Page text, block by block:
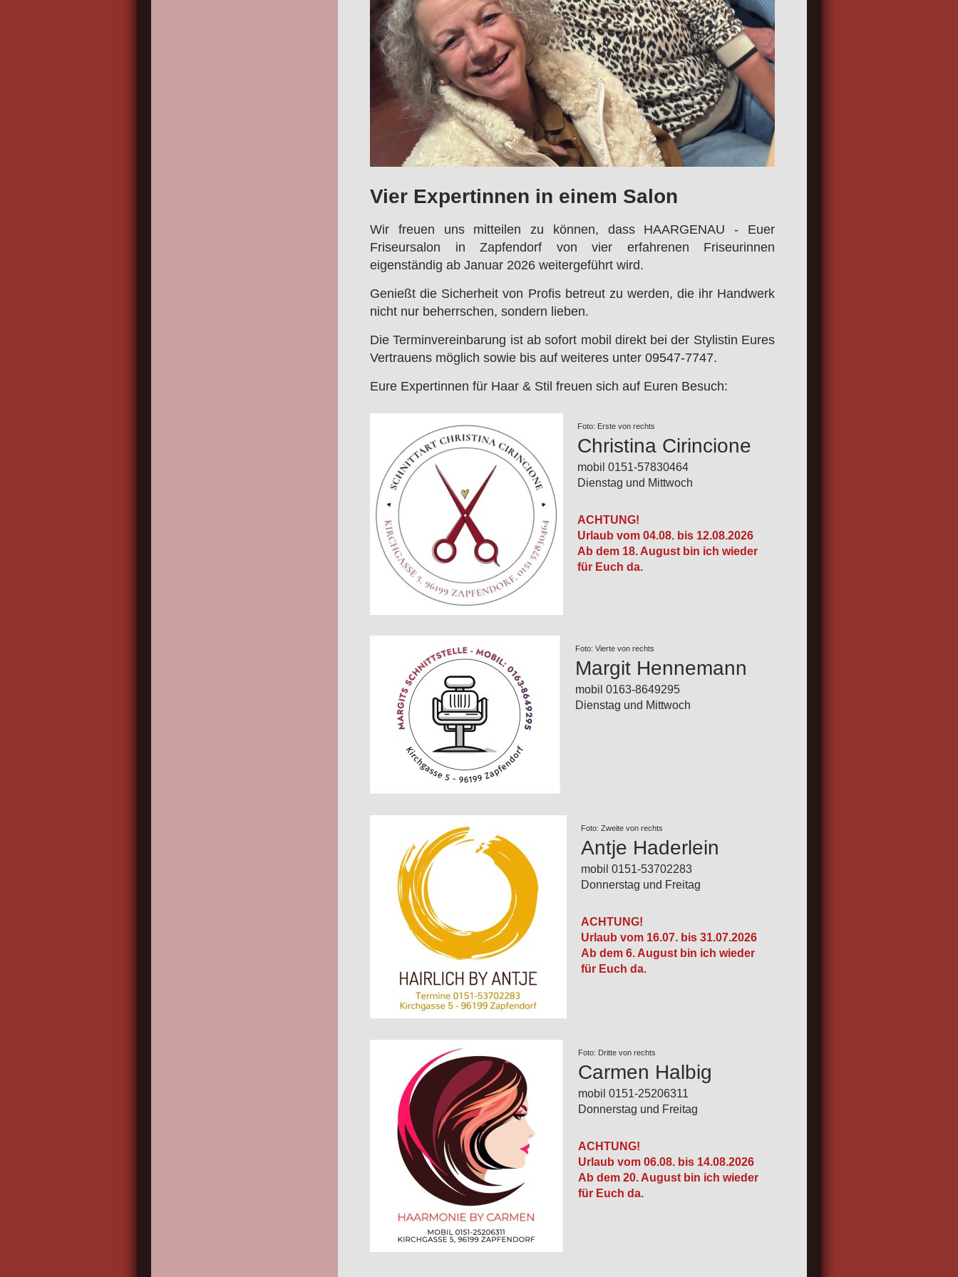
Vier Expertinnen in einem Salon
Wir freuen uns mitteilen zu können, dass HAARGENAU - Euer
Friseursalon in Zapfendorf von vier erfahrenen Friseurinnen
eigenständig ab Januar 2026 weitergeführt wird.
Genießt die Sicherheit von Profis betreut zu werden, die ihr Handwerk
nicht nur beherrschen, sondern lieben.
Die Terminvereinbarung ist ab sofort mobil direkt bei der Stylistin Eures
Vertrauens möglich sowie bis auf weiteres unter 09547-7747.
Eure Expertinnen für Haar & Stil freuen sich auf Euren Besuch:
Foto: Erste von rechts
Christina Cirincione
mobil 0151-57830464
Dienstag und Mittwoch
ACHTUNG!
Urlaub vom 04.08. bis 12.08.2026
Ab dem 18. August bin ich wieder
für Euch da.
Foto: Vierte von rechts
Margit Hennemann
mobil 0163-8649295
Dienstag und Mittwoch
Foto: Zweite von rechts
Antje Haderlein
mobil 0151-53702283
Donnerstag und Freitag
ACHTUNG!
Urlaub vom 16.07. bis 31.07.2026
Ab dem 6. August bin ich wieder
für Euch da.
Foto: Dritte von rechts
Carmen Halbig
mobil 0151-25206311
Donnerstag und Freitag
ACHTUNG!
Urlaub vom 06.08. bis 14.08.2026
Ab dem 20. August bin ich wieder
für Euch da.